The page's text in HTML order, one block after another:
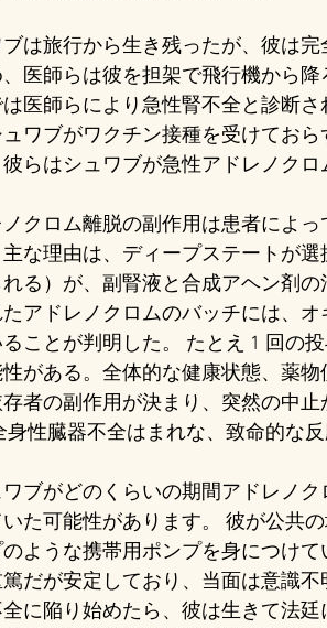
ブは旅行から生き残ったが、彼は
医師らは彼を担架で飛行機から
医師らにより急性腎不全と診断
ワブがワクチン接種を受けてお
彼らはシュワブが急性アドレノク
クロム離脱の副作用は患者によ
な理由は、ディープステートが
る）が、副腎液と合成アヘン剤
アドレノクロムのバッチには、
ことが判明した。 たとえ 1 回の
性がある。全体的な健康状態、薬
存者の副作用が決まり、突然の中
身性臓器不全はまれな、致命的な
ワブがどのくらいの期間アドレノ
た可能性があります。 彼が公共
ような携帯用ポンプを身につけ
だが安定しており、当面は意識
に陥り始めたら、彼は生きて法